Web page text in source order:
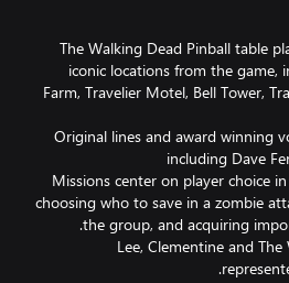
-The Walking Dead Pinball table
iconic locations from the game,
Farm, Travelier Motel, Bell Tower,
- Original lines and award winning
- Missions center on player choice
choosing who to save in a zombie
- Lee, Clementine and